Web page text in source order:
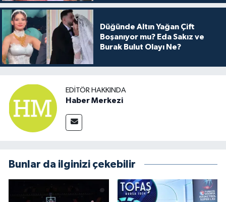
Düğünde Altın Yağan Çift
Boşanıyor mu? Eda Sakız ve
Burak Bulut Olayı Ne?
EDITÖR HAKKINDA
Haber Merkezi
Bunlar da ilginizi çekebilir